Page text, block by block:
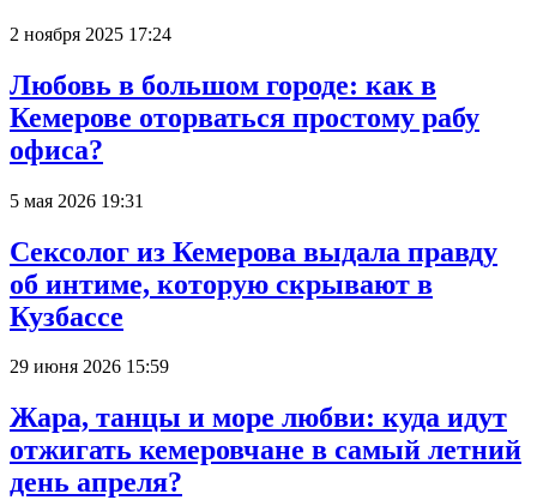
2 ноября 2025 17:24
Любовь в большом городе: как в
Кемерове оторваться простому рабу
офиса?
5 мая 2026 19:31
Сексолог из Кемерова выдала правду
об интиме, которую скрывают в
Кузбассе
29 июня 2026 15:59
Жара, танцы и море любви: куда идут
отжигать кемеровчане в самый летний
день апреля?